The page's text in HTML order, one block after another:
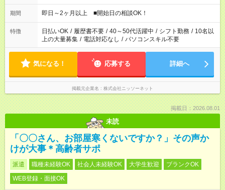
期間 即日～2ヶ月以上 ■開始日の相談OK！
特徴 日払いOK / 履歴書不要 / 40～50代活躍中 / シフト勤務 / 10名以
上の大量募集 / 電話対応なし / パソコンスキル不要
気になる！ 応募する 詳細へ
掲載元企業名 株式会社ニッソーネット
掲載日：2026.08.01
未読
「〇〇さん、お部屋寒くないですか？」その声か
けが大事＊高齢者サポ
派遣 職種未経験OK 社会人未経験OK 大学生歓迎
ブランクOK
WEB登録・面接OK